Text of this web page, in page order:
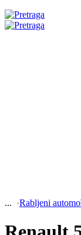
›Rabljeni